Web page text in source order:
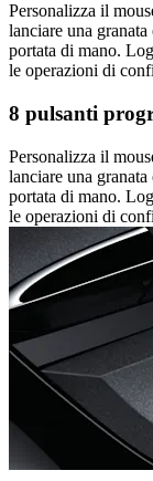
Personalizza il
lanciare una
portata di mano.
le operazioni di
8 pulsanti
Personalizza il
lanciare una
portata di mano.
le operazioni di